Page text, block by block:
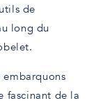
de
long du
fascinant de la